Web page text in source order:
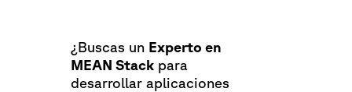
¿Buscas un Experto en
MEAN Stack para
desarrollar aplicaciones